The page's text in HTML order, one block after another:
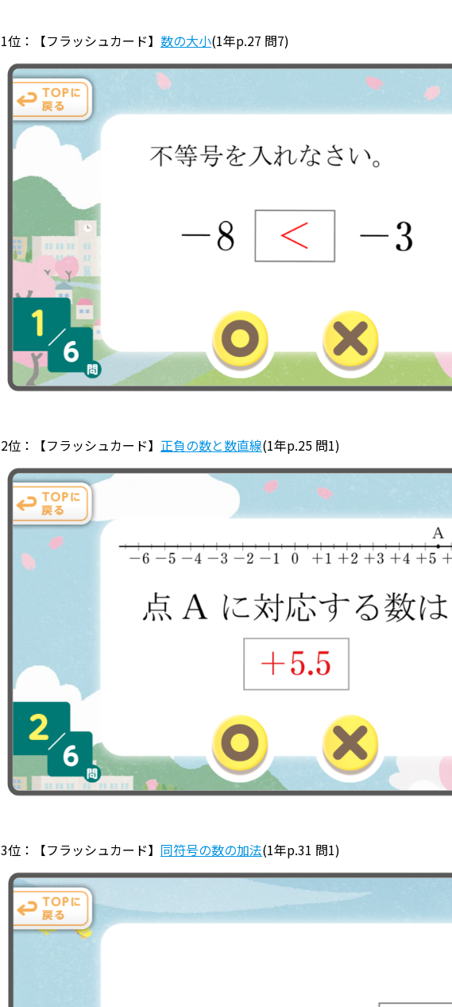
1位：【フラッシュカード】数の大小(1年p.27 問7)
2位：【フラッシュカード】正負の数と数直線(1年p.25 問1)
3位：【フラッシュカード】 同符号の数の加法(1年p.31 問1)